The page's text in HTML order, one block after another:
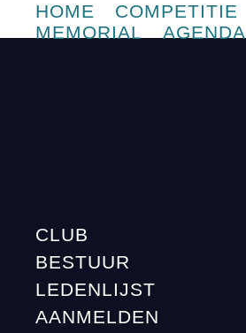
HOME COMPETITIE
MEMORIAL
AGENDA
CLUB
BESTUUR
LEDENLIJST
AANMELDEN